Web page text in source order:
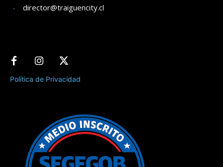
director@traiguencity.cl
Política de Privacidad